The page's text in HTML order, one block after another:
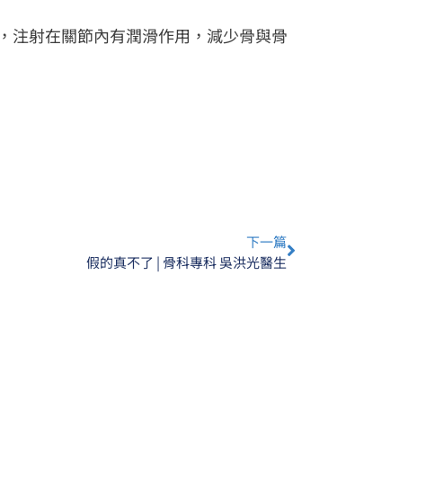
注射在關節內有潤滑作用，減少骨與骨
下一篇
假的真不了 | 骨科專科 吳洪光醫生
Next